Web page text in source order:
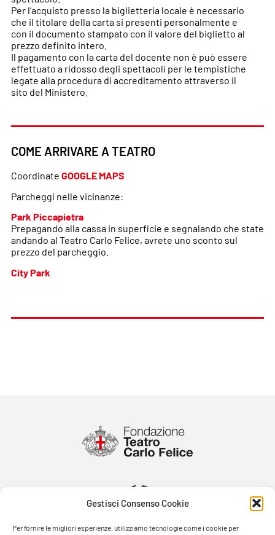
Gestisci Consenso Cookie
Per fornire le migliori esperienze, utilizziamo tecnologie come i cookie per
Per l’acquisto presso la biglietteria locale è necessario
che il titolare della carta si presenti personalmente e
con il documento stampato con il valore del biglietto al
prezzo definito intero.
Il pagamento con la carta del docente non è può essere
effettuato a ridosso degli spettacoli per le tempistiche
legate alla procedura di accreditamento attraverso il
sito del Ministero.
COME ARRIVARE A TEATRO
Coordinate GOOGLE MAPS
Parcheggi nelle vicinanze:
Park Piccapietra
Prepagando alla cassa in superficie e segnalando che state
andando al Teatro Carlo Felice, avrete uno sconto sul
prezzo del parcheggio.
City Park